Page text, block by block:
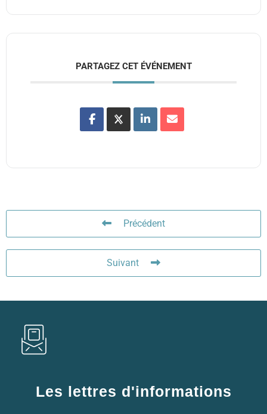
PARTAGEZ CET ÉVÉNEMENT
Précédent
Suivant
Les lettres d'informations